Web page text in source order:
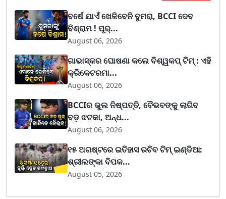
ବର୍ଷେ ଯାଏଁ ଖେଳିବେନି ବୁମରା, BCCI ଦେବ
ବିଶ୍ରାମ ! ପୂର୍...
August 06, 2026
ଗାଭାସ୍କର ଘୋଷଣା କଲେ ବିଶ୍ୱକପ୍ ଟିମ୍ : ଏହି
କ୍ରିକେଟରମା...
August 06, 2026
BCCIର ଭୁଲ ନିଷ୍ପତ୍ତି, ବୈଭବଙ୍କୁ ଲାଗିବ
ବଡ଼ ଝଟକା, ଅନ୍ଧ...
August 06, 2026
୧୫ ଅଗଷ୍ଟରେ ଇତିହାସ ରଚିବ ଟିମ୍ ଇଣ୍ଡିଆ:
ଶ୍ରୀଲଙ୍କା ବିପକ...
August 05, 2026